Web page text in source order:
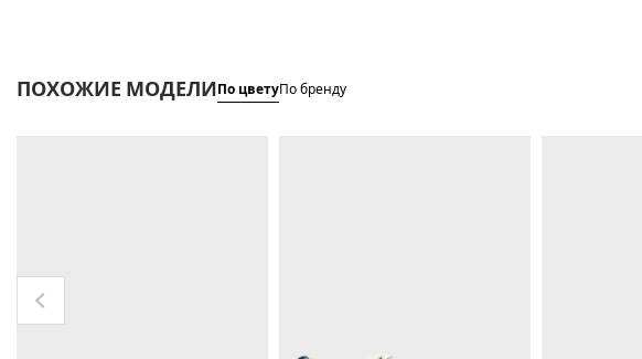
ПОХОЖИЕ МОДЕЛИПо цветуПо бренду